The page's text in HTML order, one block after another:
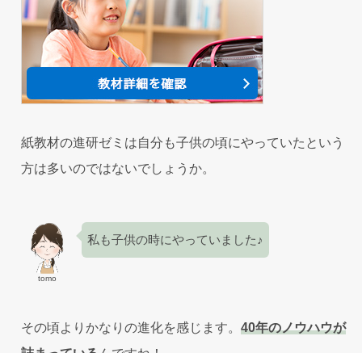
紙教材の進研ゼミは自分も子供の頃にやっていたという
方は多いのではないでしょうか。
tomo
私も子供の時にやっていました♪
その頃よりかなりの進化を感じます。 40年のノウハウが